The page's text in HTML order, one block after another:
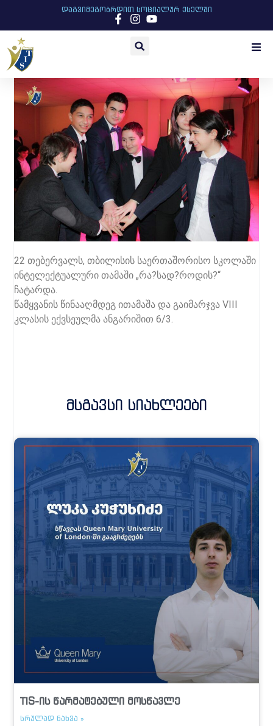
დაგვიმეგობრდით სოციალურ ქსელში
22 თებერვალს, თბილისის საერთაშორისო სკოლაში
ინტელექტუალური თამაში „რა?სად?როდის?“
ჩატარდა.
წამყვანის წინააღმდეგ ითამაშა და გაიმარჯვა VIII
კლასის ექვსეულმა ანგარიშით 6/3.
Მსგავსი Სიახლეები
TIS-ის წარმატებული მოსწავლე
ᲡᲠᲣᲚᲐᲓ ᲜᲐᲮᲕᲐ »